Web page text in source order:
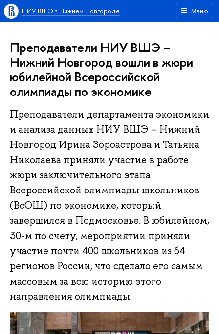
Меню
НИУ ВШЭ в Нижнем Новгороде
Преподаватели НИУ ВШЭ –
Нижний Новгород вошли в жюри
юбилейной Всероссийской
олимпиады по экономике
Преподаватели департамента экономики
и анализа данных НИУ ВШЭ – Нижний
Новгород Ирина Зороастрова и Татьяна
Николаева приняли участие в работе
жюри заключительного этапа
Всероссийской олимпиады школьников
(ВсОШ) по экономике, который
завершился в Подмосковье. В юбилейном,
30-м по счету, мероприятии приняли
участие почти 400 школьников из 64
регионов России, что сделало его самым
массовым за всю историю этого
направления олимпиады.